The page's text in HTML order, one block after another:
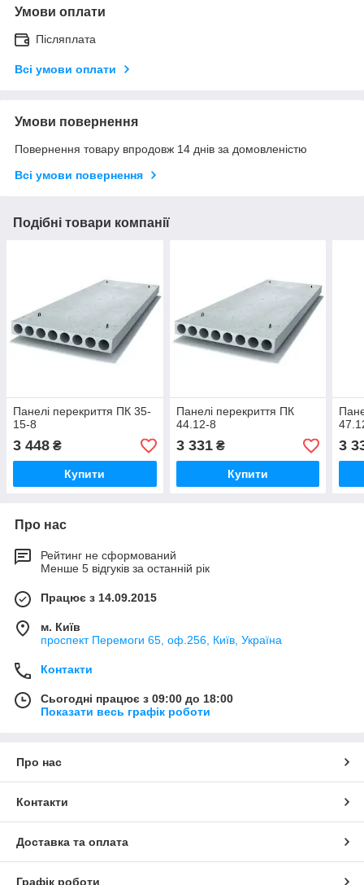
Умови оплати
Післяплата
Всі умови оплати
Умови повернення
Повернення товару впродовж 14 днів за домовленістю
Всі умови повернення
Подібні товари компанії
Панелі перекриття ПК 35-
15-8
3 448 ₴
Купити
Панелі перекриття ПК
44.12-8
3 331₴
Купити
3
Про нас
Рейтинг не сформований
Менше 5 відгуків за останній рік
Працює з 14.09.2015
м. Київ
проспект Перемоги 65, оф.256, Київ, Україна
Контакти
Сьогодні працює з 09:00 до 18:00
Показати весь графік роботи
Про нас
Контакти
Доставка та оплата
Графік роботи